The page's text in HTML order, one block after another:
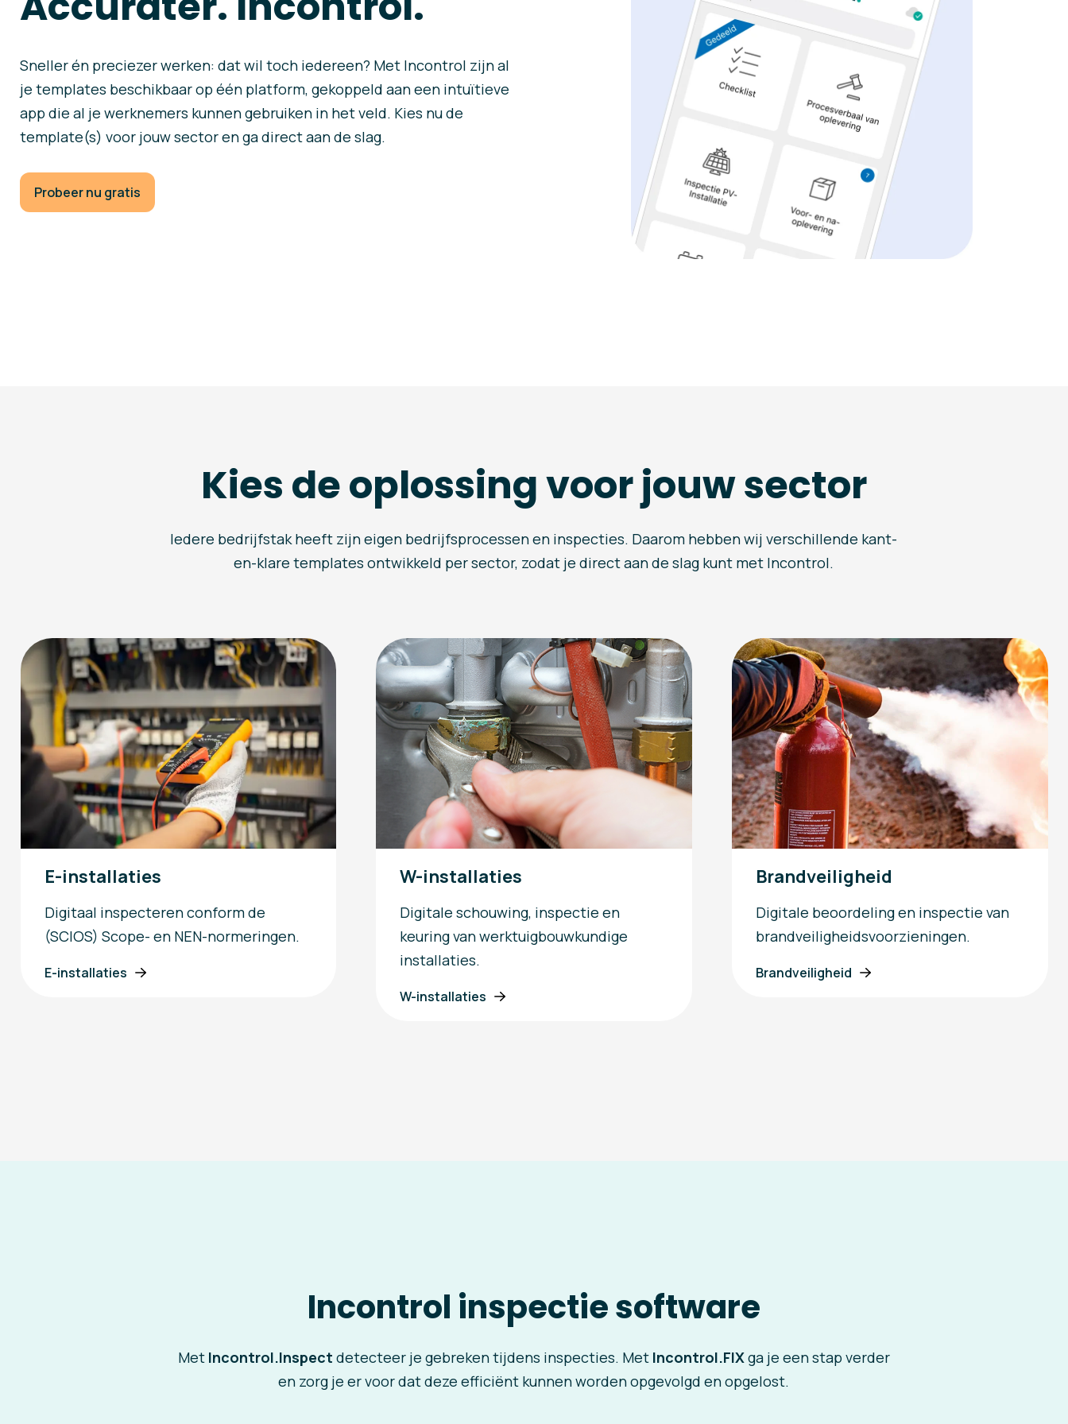
Sneller én preciezer werken: dat wil toch iedereen? Met Incontrol zijn al
je templates beschikbaar op één platform, gekoppeld aan een intuïtieve
app die al je werknemers kunnen gebruiken in het veld. Kies nu de
template(s) voor jouw sector en ga direct aan de slag.
Probeer nu gratis
Kies de oplossing voor jouw sector
Iedere bedrijfstak heeft zijn eigen bedrijfsprocessen en inspecties. Daarom hebben wij verschillende kant-
en-klare templates ontwikkeld per sector, zodat je direct aan de slag kunt met Incontrol.
E-installaties
Digitaal inspecteren conform de
(SCIOS) Scope- en NEN-normeringen.
E-installaties
W-installaties
Digitale schouwing, inspectie en
keuring van werktuigbouwkundige
installaties.
W-installaties
Brandveiligheid
Digitale beoordeling en inspectie van
brandveiligheidsvoorzieningen.
Brandveiligheid
Incontrol inspectie software
Met Incontrol.Inspect detecteer je gebreken tijdens inspecties. Met Incontrol.FIXga je een stap verder
en zorg je er voor dat deze efficiënt kunnen worden opgevolgd en opgelost.